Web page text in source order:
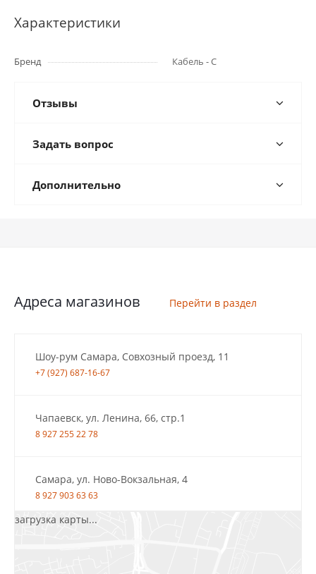
Характеристики
Бренд Кабель - С
Отзывы
Задать вопрос
Дополнительно
Адреса магазинов Перейти в раздел
Шоу-рум Самара, Совхозный проезд, 11
+7 (927) 687-16-67
Чапаевск, ул. Ленина, 66, стр.1
8 927 255 22 78
Самара, ул. Ново-Вокзальная, 4
8 927 903 63 63
загрузка карты...